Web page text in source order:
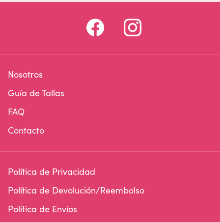
Nosotros
Guía de Tallas
FAQ
Contacto
Política de Privacidad
Política de Devolución/Reembolso
Política de Envíos